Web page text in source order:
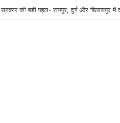
अगस्त तक पूरा करें किसान पंजीयन और बकेट